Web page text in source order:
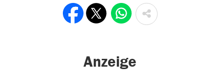
Anzeige